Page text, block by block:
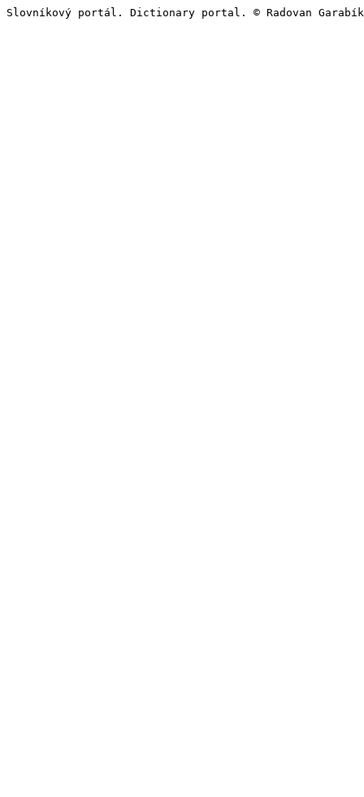
Slovníkový portál. Dictionary portal. © Radovan Garabík